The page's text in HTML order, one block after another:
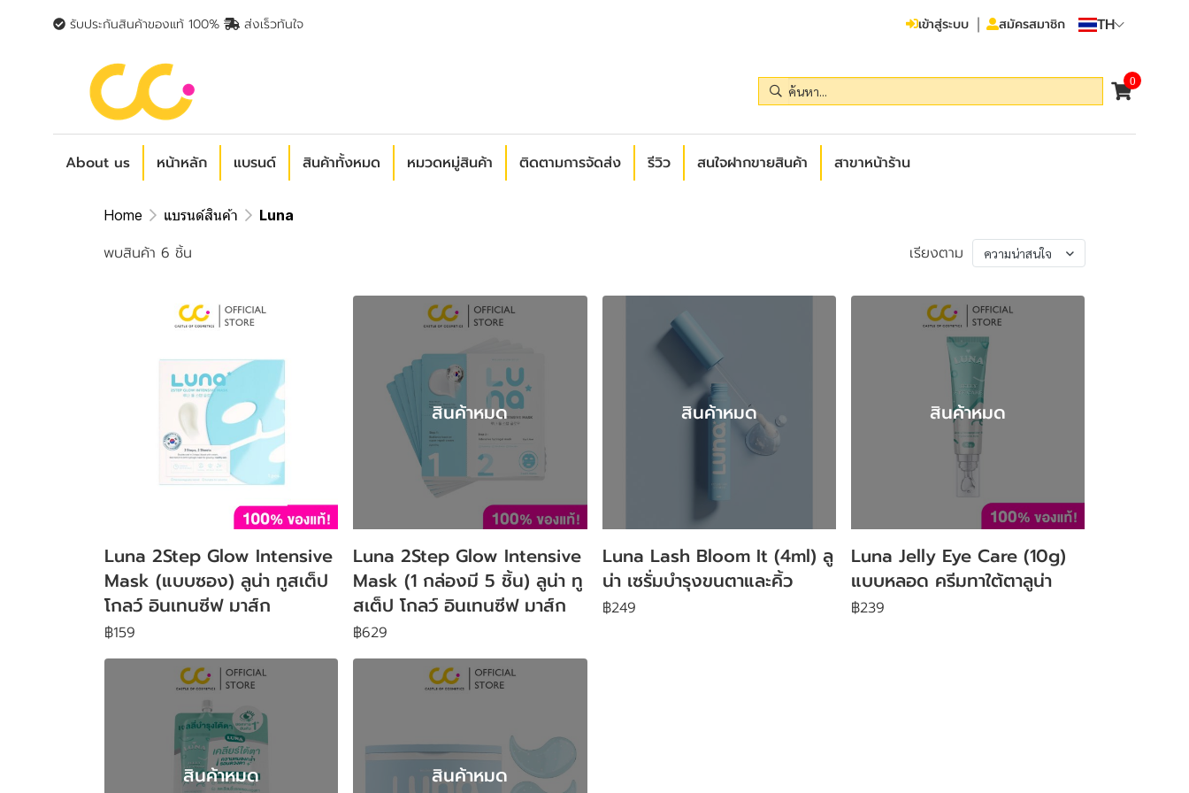
รับประกันสินค้าของแท้ 100% ส่งเร็วทันใจ เข้าสู่ระบบ สมัครสมาชิก TH
0
About us หน้าหลัก แบรนด์ สินค้าทั้งหมด หมวดหมู่สินค้า ติดตามการจัดส่ง รีวิว สนใจฝากขายสินค้า สาขาหน้าร้าน
Home แบรนด์สินค้า Luna
พบสินค้า 6 ชิ้น เรียงตาม ความน่าสนใจ
Luna 2Step Glow Intensive
Mask (แบบซอง) ลูน่า ทูสเต็ป
โกลว์ อินเทนซีฟ มาส์ก
฿159
สินค้าหมด
Luna 2Step Glow Intensive
Mask (1 กล่องมี 5 ชิ้น) ลูน่า ทู
สเต็ป โกลว์ อินเทนซีฟ มาส์ก
฿629
สินค้าหมด
Luna Lash Bloom It (4ml) ลู
น่า เซรั่มบำรุงขนตาและคิ้ว
฿249
สินค้าหมด
Luna Jelly Eye Care (10g)
แบบหลอด ครีมทาใต้ตาลูน่า
฿239
สินค้าหมด สินค้าหมด